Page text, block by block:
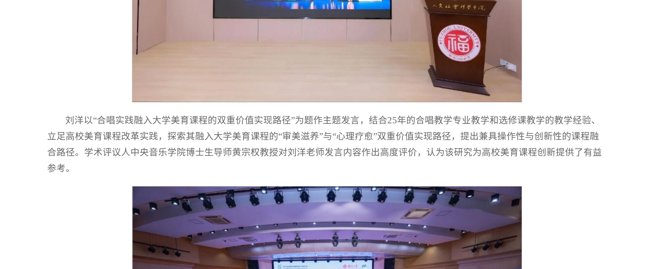
刘洋以“合唱实践融入大学美育课程的双重价值实现路径”为题作主题发言，结合25年的合唱教学专业教学和选修课教学的教学经验、
立足高校美育课程改革实践，探索其融入大学美育课程的“审美滋养”与“心理疗愈”双重价值实现路径，提出兼具操作性与创新性的课程融
合路径。学术评议人中央音乐学院博士生导师黄宗权教授对刘洋老师发言内容作出高度评价，认为该研究为高校美育课程创新提供了有益
参考。